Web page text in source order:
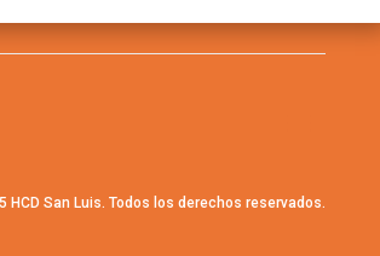
HCD San Luis. Todos los derechos reservados.